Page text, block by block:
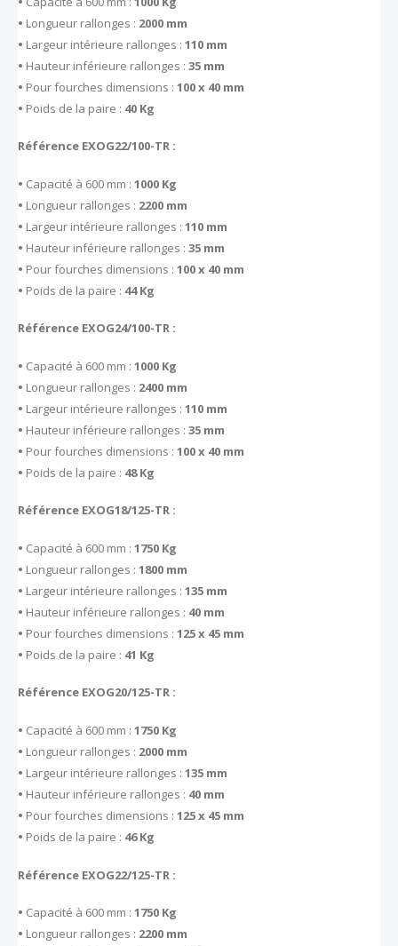
• Longueur rallonges : 2000 mm
• Largeur intérieure rallonges : 110 mm
• Hauteur inférieure rallonges : 35 mm
• Pour fourches dimensions : 100 x 40 mm
• Poids de la paire : 40 Kg
Référence EXOG22/100-TR :
• Capacité à 600 mm : 1000 Kg
• Longueur rallonges : 2200 mm
• Largeur intérieure rallonges : 110 mm
• Hauteur inférieure rallonges : 35 mm
• Pour fourches dimensions : 100 x 40 mm
• Poids de la paire : 44 Kg
Référence EXOG24/100-TR :
• Capacité à 600 mm : 1000 Kg
• Longueur rallonges : 2400 mm
• Largeur intérieure rallonges : 110 mm
• Hauteur inférieure rallonges : 35 mm
• Pour fourches dimensions : 100 x 40 mm
• Poids de la paire : 48 Kg
Référence EXOG18/125-TR :
• Capacité à 600 mm : 1750 Kg
• Longueur rallonges : 1800 mm
• Largeur intérieure rallonges : 135 mm
• Hauteur inférieure rallonges : 40 mm
• Pour fourches dimensions : 125 x 45 mm
• Poids de la paire : 41 Kg
Référence EXOG20/125-TR :
• Capacité à 600 mm : 1750 Kg
• Longueur rallonges : 2000 mm
• Largeur intérieure rallonges : 135 mm
• Hauteur inférieure rallonges : 40 mm
• Pour fourches dimensions : 125 x 45 mm
• Poids de la paire : 46 Kg
Référence EXOG22/125-TR :
• Capacité à 600 mm : 1750 Kg
• Longueur rallonges : 2200 mm